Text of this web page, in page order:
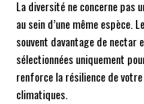
La diversité ne concerne pas
au sein d’une même espèce.
souvent davantage de nectar
sélectionnées uniquement
renforce la résilience de
climatiques.